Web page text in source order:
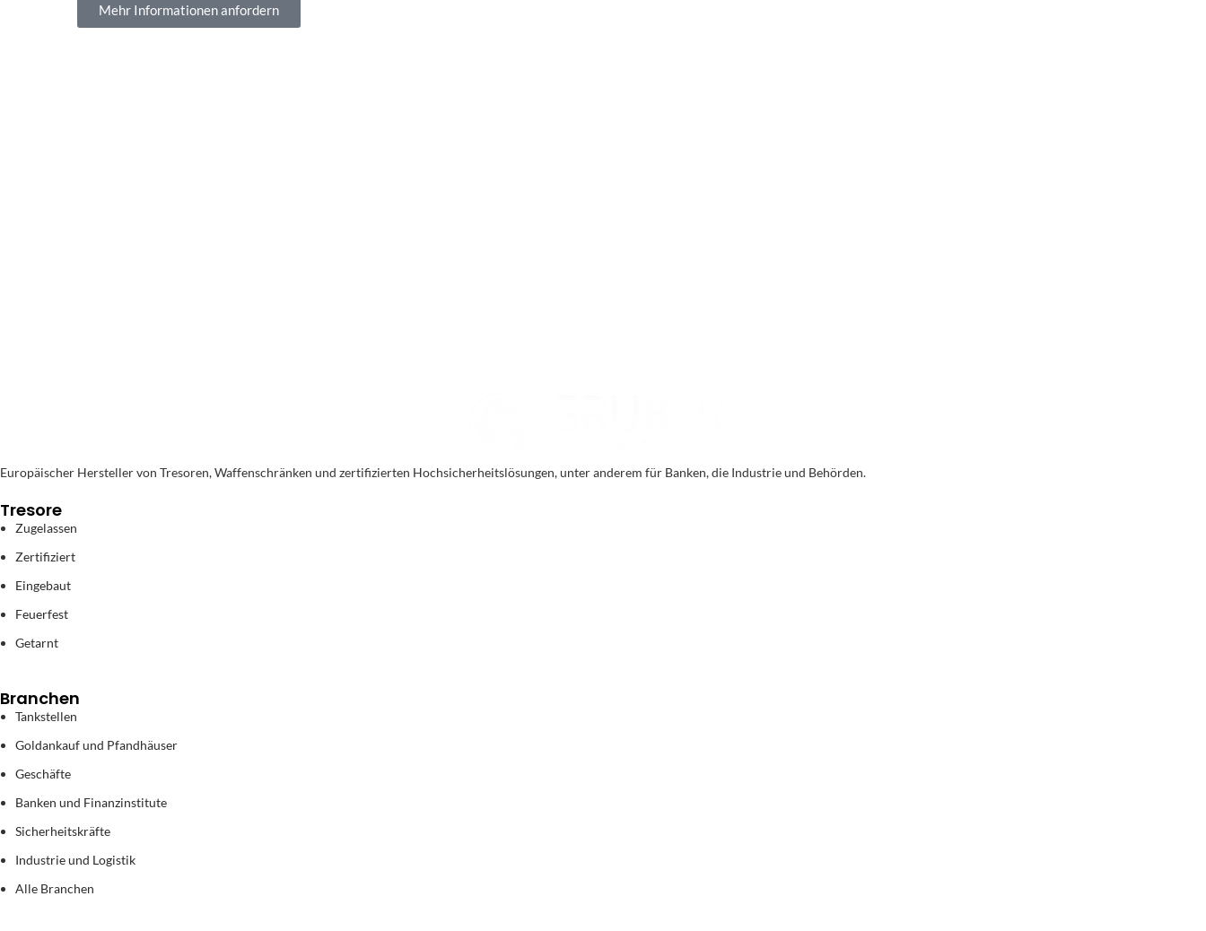
Mehr Informationen anfordern
Europäischer Hersteller von Tresoren, Waffenschränken und zertifizierten Hochsicherheitslösungen, unter anderem für Banken, die Industrie und Behörden.
Tresore
Zugelassen
Zertifiziert
Eingebaut
Feuerfest
Getarnt
Branchen
Tankstellen
Goldankauf und Pfandhäuser
Geschäfte
Banken und Finanzinstitute
Sicherheitskräfte
Industrie und Logistik
Alle Branchen